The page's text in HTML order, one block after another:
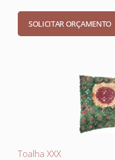
Toalha XXX